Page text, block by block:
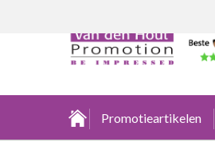
Promotieartikelen